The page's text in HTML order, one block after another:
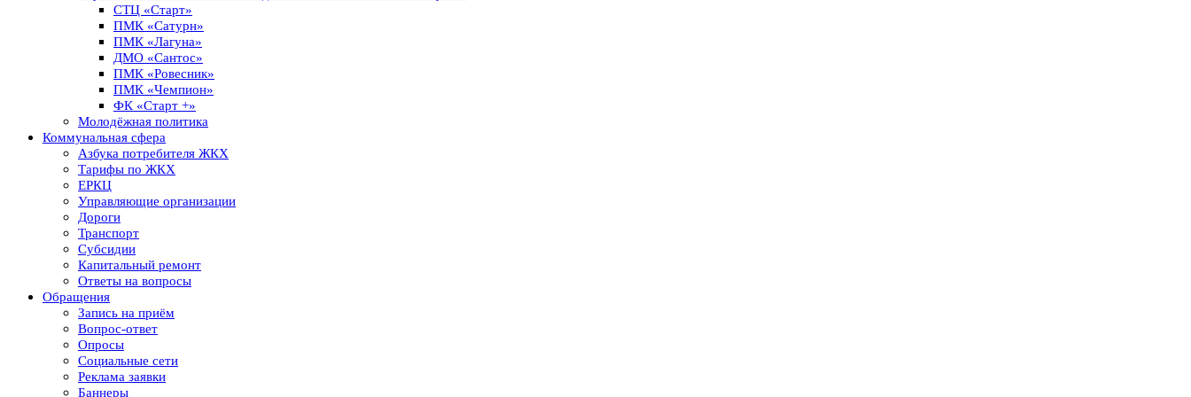
СТЦ «Старт»
ПМК «Сатурн»
ПМК «Лагуна»
ДМО «Сантос»
ПМК «Ровесник»
ПМК «Чемпион»
ФК «Старт +»
Молодёжная политика
Коммунальная сфера
Азбука потребителя ЖКХ
Тарифы по ЖКХ
ЕРКЦ
Управляющие организации
Дороги
Транспорт
Субсидии
Капитальный ремонт
Ответы на вопросы
Обращения
Запись на приём
Вопрос-ответ
Опросы
Социальные сети
Реклама заявки
Баннеры